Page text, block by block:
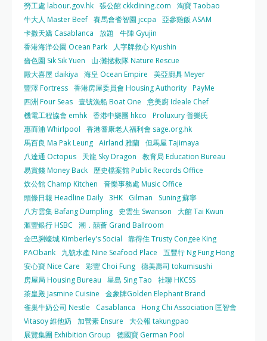
勞工處 labour.gov.hk 張公館 ckkdining.com
淘寶 Taobao
牛大人 Master Beef 賽馬會耆智園 jccpa
亞參雞飯 ASAM
卡撒天嬌 Casablanca
放題
牛陣 Gyujin
香港海洋公園 Ocean Park
人字牌救心 Kyushin
嗇色園 Sik Sik Yuen
山‧灘拯救隊 Nature Rescue
殿大喜屋 daikiya
海皇 Ocean Empire
美亞廚具 Meyer
豐澤 Fortress 香港房屋委員會 Housing Authority PayMe
四洲 Four Seas 壹號漁船 Boat One
意美廚 Ideale Chef
機電工程協會 emhk 香港中樂團 hkco
Proluxury 普樂氏
惠而浦 Whirlpool
香港耆康老人福利會 sage.org.hk
馬百良 Ma Pak Leung Airland 雅蘭 但馬屋 Tajimaya
八達通 Octopus
天龍 Sky Dragon
教育局 Education Bureau
易賞錢 Money Back
歷史檔案館 Public Records Office
炊公館 Champ Kitchen
音樂事務處 Music Office
頭條日報 Headline Daily 3HK Gilman
Suning 蘇寧
八方雲集 Bafang Dumpling
史雲生 Swanson
大館 Tai Kwun
滙豐銀行 HSBC
潮．囍薈 Grand Ballroom
金巴脷蠔城 Kimberley's Social
靠得住 Trusty Congee King
PAObank
九號水產 Nine Seafood Place
五豐行 Ng Fung Hong
安心寶 Nice Care
彩豐 Choi Fung 德美壽司 tokumisushi
房屋局 Housing Bureau
星島 Sing Tao
社聯 HKCSS
茶皇殿 Jasmine Cuisine
金象牌Golden Elephant Brand
雀巢牛奶公司 Nestle
Casablanca
Hong Chi Association 匡智會
Vitasoy 維他奶
加營素 Ensure
大公報 takungpao
展覽集團 Exhibition Group
德國寶 German Pool